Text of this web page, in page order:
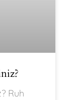
Ruh